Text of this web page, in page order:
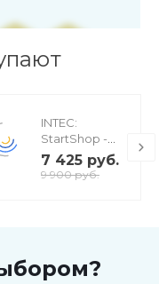
INTEC:
StartShop -
модуль
интернет-
7 425 руб.
9 900 руб.